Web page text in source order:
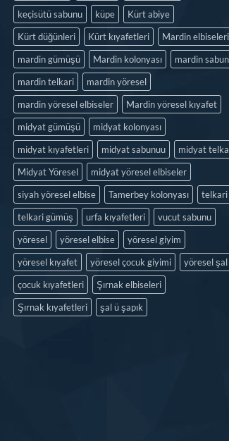
keçisütü sabunu
küpe
Kürt abiye
Kürt düğünleri
Kürt kıyafetleri
Mardin elbiseleri
mardin gümüşü
Mardin kolonyası
mardin
mardin telkari
mardin yöresel
mardin yöresel elbiseler
Mardin yöresel kıyafet
midyat gümüşü
midyat kolonyası
midyat kıyafetleri
midyat sabunuu
midyat
Midyat Yöresel
midyat yöresel elbiseler
siyah yöresel elbise
Tamerbey kolonyası
telkari
telkari gümüş
urfa kıyafetleri
vucut sabunu
yöresel
yöresel elbise
yöresel giyim
yöresel kıyafet
yöresel çocuk giyimi
yöresel şal
çocuk kıyafetleri
Şırnak elbiseleri
Şırnak kıyafetleri
şal ü şapık